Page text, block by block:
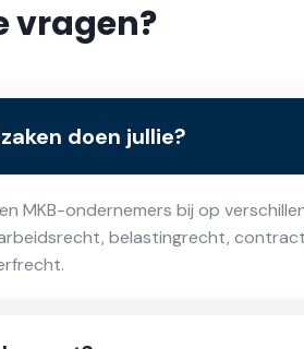
vragen?
doen jullie?
MKB-ondernemers bij op
belastingrecht,